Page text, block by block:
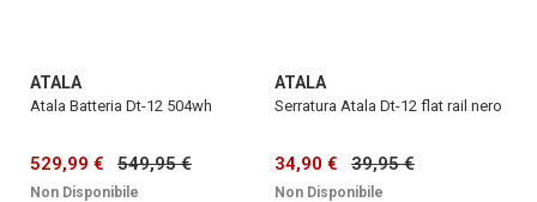
ATALA
Atala Batteria Dt-12 504wh
529,99 € 549,95 €
Non Disponibile
ATALA
Serratura Atala Dt-12 flat rail nero
34,90 € 39,95 €
Non Disponibile